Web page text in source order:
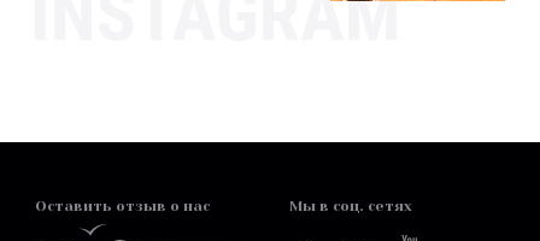
Оставить отзыв о нас Мы в соц. сетях